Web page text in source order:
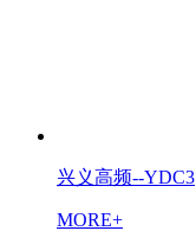
兴义高频--YDC3
MORE+